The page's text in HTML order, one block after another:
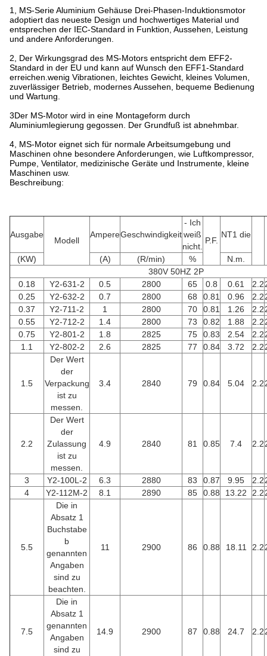
1, MS-Serie Aluminium Gehäuse Drei-Phasen-Induktionsmotor
adoptiert das neueste Design und hochwertiges Material und
entsprechen der IEC-Standard in Funktion, Aussehen, Leistung
und andere Anforderungen.
2, Der Wirkungsgrad des MS-Motors entspricht dem EFF2-
Standard in der EU und kann auf Wunsch den EFF1-Standard
erreichen.wenig Vibrationen, leichtes Gewicht, kleines Volumen,
zuverlässiger Betrieb, modernes Aussehen, bequeme Bedienung
und Wartung.
3Der MS-Motor wird in eine Montageform durch
Aluminiumlegierung gegossen. Der Grundfuß ist abnehmbar.
4, MS-Motor eignet sich für normale Arbeitsumgebung und
Maschinen ohne besondere Anforderungen, wie Luftkompressor,
Pumpe, Ventilator, medizinische Geräte und Instrumente, kleine
Maschinen usw.
Beschreibung:
Ausgabe
Modell
AmpereGeschwindigkeit
- Ich
weiß
nicht.
P.F.
NT1 die
(KW) (A) (R/min) %
N.m.
380V 50HZ 2P
0.18
Y2-631-2 0.5 2800 65 0.8 0.61 2.2
0.25
Y2-632-2 0.7 2800 68 0.81 0.96 2.2
0.37
Y2-711-2 1 2800 70 0.81 1.26 2.2
0.55
Y2-712-2 1.4 2800 73 0.82 1.88 2.2
0.75
Y2-801-2 1.8 2825 75 0.83 2.54 2.2
1.1
Y2-802-2 2.6 2825 77 0.84 3.72 2.2
1.5
Der Wert
der
Verpackung
ist zu
messen.
3.4 2840 79 0.84 5.04 2.2
2.2
Der Wert
der
Zulassung
ist zu
messen.
4.9 2840 81 0.85 7.4 2.2
3 Y2-100L-2 6.3 2880 83 0.87 9.95 2.2
4
Y2-112M-2 8.1 2890 85 0.88 13.22 2.2
5.5
Die in
Absatz 1
Buchstabe
b
genannten
Angaben
sind zu
beachten.
11 2900 86 0.88 18.11 2.2
7.5
Die in
Absatz 1
genannten
Angaben
sind zu
14.9 2900 87 0.88 24.7 2.2